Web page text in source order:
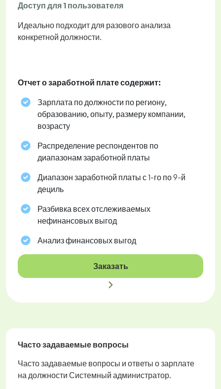
Доступ для 1 пользователя
Идеально подходит для разового анализа
конкретной должности.
Отчет о заработной плате содержит:
Зарплата по должности по региону,
образованию, опыту, размеру компании,
возрасту
Распределение респондентов по
диапазонам заработной платы
Диапазон заработной платы с 1-го по 9-й
дециль
Разбивка всех отслеживаемых
нефинансовых выгод
Анализ финансовых выгод
Заказать
Часто задаваемые вопросы
Часто задаваемые вопросы и ответы о зарплате
на должности Системный администратор.